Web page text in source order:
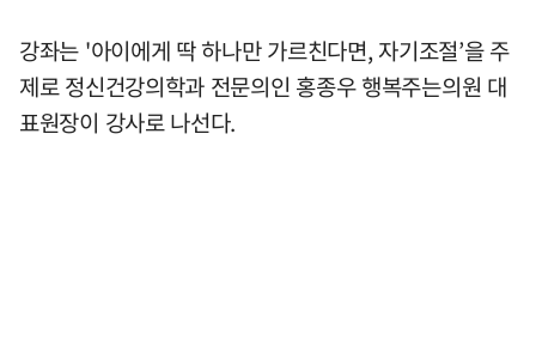
강좌는 '아이에게 딱 하나만 가르친다면, 자기조절’을 주
제로 정신건강의학과 전문의인 홍종우 행복주는의원 대
표원장이 강사로 나선다.